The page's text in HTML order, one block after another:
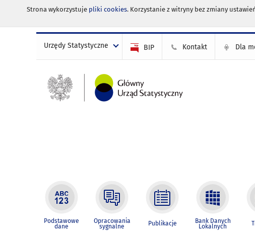
Strona wykorzystuje pliki cookies. Korzystanie z witryny bez zmiany
Urzędy Statystyczne BIP Kontakt Dla
Podstawowe
dane
Opracowania
sygnalne Publikacje Bank Danych
Lokalnych